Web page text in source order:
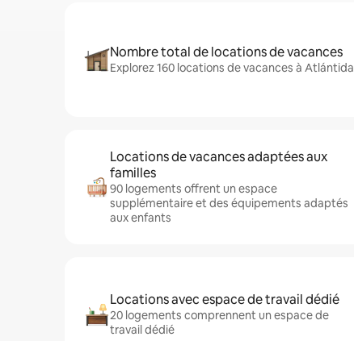
Nombre total de locations de vacances
Explorez 160 locations de vacances à Atlántida
Locations de vacances adaptées aux
familles
90 logements offrent un espace
supplémentaire et des équipements adaptés
aux enfants
Locations avec espace de travail dédié
20 logements comprennent un espace de
travail dédié